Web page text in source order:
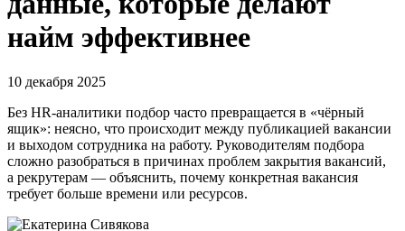
найм эффективнее
10 декабря 2025
Без HR-аналитики подбор часто превращается в «чёрный
ящик»: неясно, что происходит между публикацией вакансии
и выходом сотрудника на работу. Руководителям подбора
сложно разобраться в причинах проблем закрытия вакансий,
а рекрутерам — объяснить, почему конкретная вакансия
требует больше времени или ресурсов.